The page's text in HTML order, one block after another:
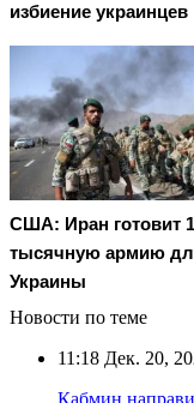
избиение украинцев
США: Иран готовит
тысячную армию
Украины
Новости по теме
11:18 Дек. 20,
Кабмин